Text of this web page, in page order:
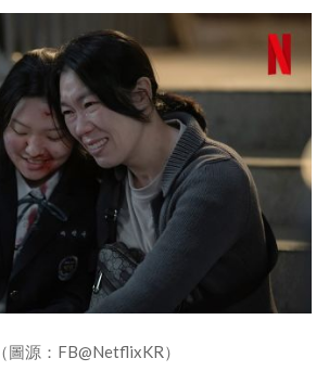
（圖源：FB@NetflixKR）